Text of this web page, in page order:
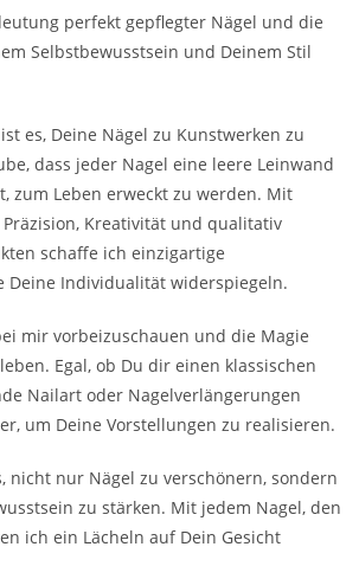
perfekt gepflegter Nägel und die
Selbstbewusstsein und Deinem Stil
es, Deine Nägel zu Kunstwerken zu
dass jeder Nagel eine leere Leinwand
zum Leben erweckt zu werden. Mit
Kreativität und qualitativ
schaffe ich einzigartige
Deine Individualität widerspiegeln.
mir vorbeizuschauen und die Magie
Egal, ob Du dir einen klassischen
Nailart oder Nagelverlängerungen
um Deine Vorstellungen zu realisieren.
nicht nur Nägel zu verschönern, sondern
zu stärken. Mit jedem Nagel, den
ich ein Lächeln auf Dein Gesicht